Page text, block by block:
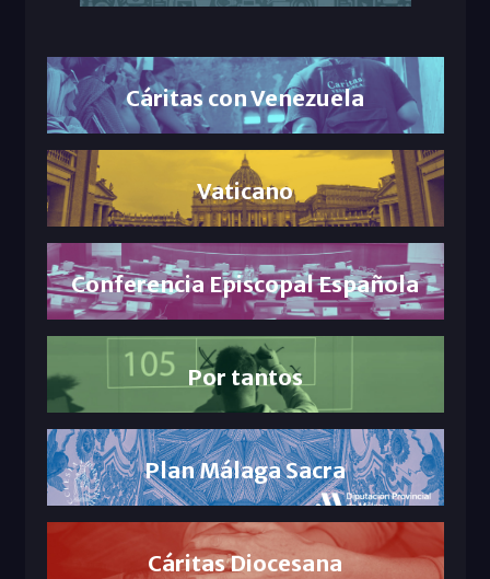
Cáritas con Venezuela
Vaticano
Conferencia Episcopal Española
Por tantos
Plan Málaga Sacra
Cáritas Diocesana